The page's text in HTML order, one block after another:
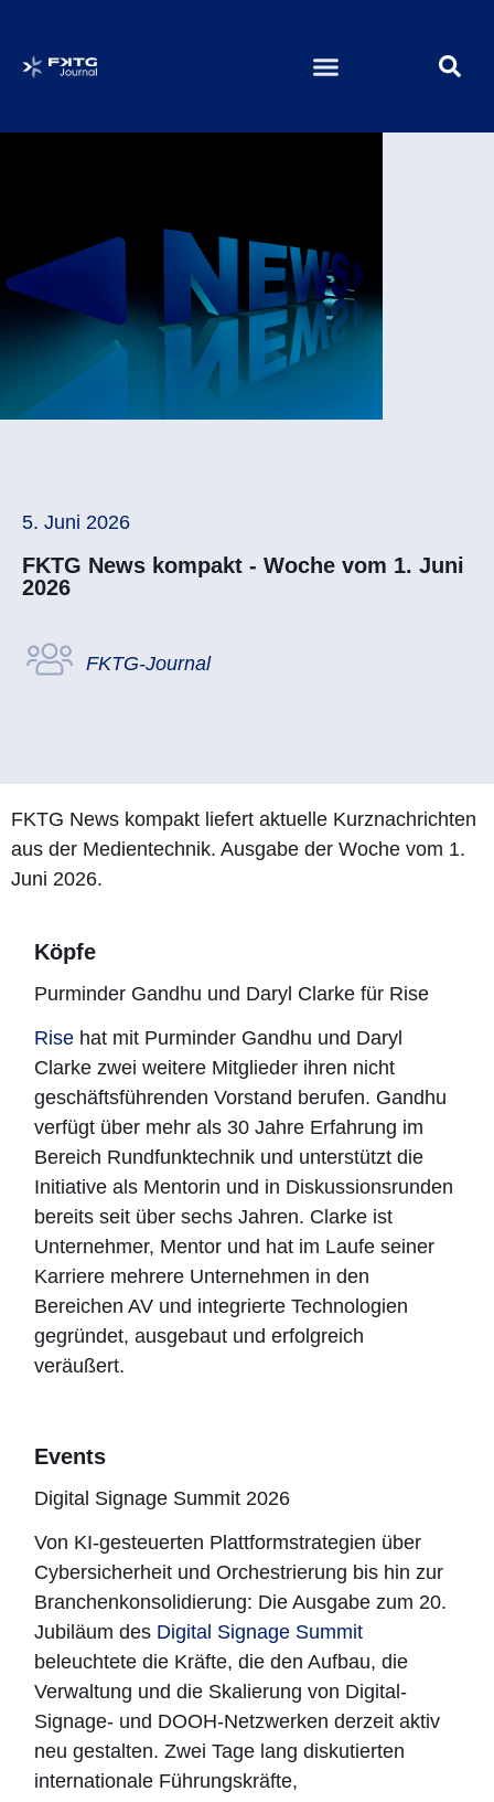
5. Juni 2026
FKTG News kompakt - Woche vom 1. Juni
2026
FKTG-Journal
FKTG News kompakt liefert aktuelle Kurznachrichten
aus der Medientechnik. Ausgabe der Woche vom 1.
Juni 2026.
Köpfe
Purminder Gandhu und Daryl Clarke für Rise
Rise hat mit Purminder Gandhu und Daryl
Clarke zwei weitere Mitglieder ihren nicht
geschäftsführenden Vorstand berufen. Gandhu
verfügt über mehr als 30 Jahre Erfahrung im
Bereich Rundfunktechnik und unterstützt die
Initiative als Mentorin und in Diskussionsrunden
bereits seit über sechs Jahren. Clarke ist
Unternehmer, Mentor und hat im Laufe seiner
Karriere mehrere Unternehmen in den
Bereichen AV und integrierte Technologien
gegründet, ausgebaut und erfolgreich
veräußert.
Events
Digital Signage Summit 2026
Von KI-gesteuerten Plattformstrategien über
Cybersicherheit und Orchestrierung bis hin zur
Branchenkonsolidierung: Die Ausgabe zum 20.
Jubiläum des Digital Signage Summit
beleuchtete die Kräfte, die den Aufbau, die
Verwaltung und die Skalierung von Digital-
Signage- und DOOH-Netzwerken derzeit aktiv
neu gestalten. Zwei Tage lang diskutierten
internationale Führungskräfte,